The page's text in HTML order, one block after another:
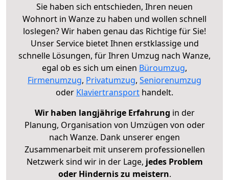
Sie haben sich entschieden, Ihren neuen
Wohnort in Wanze zu haben und wollen schnell
loslegen? Wir haben genau das Richtige für Sie!
Unser Service bietet Ihnen erstklassige und
schnelle Lösungen, für Ihren Umzug nach Wanze,
egal ob es sich um einen Büroumzug,
Firmenumzug, Privatumzug, Seniorenumzug
oder Klaviertransport handelt.
Wir haben langjährige Erfahrung in der
Planung, Organisation von Umzügen von oder
nach Wanze. Dank unserer engen
Zusammenarbeit mit unserem professionellen
Netzwerk sind wir in der Lage, jedes Problem
oder Hindernis zu meistern.